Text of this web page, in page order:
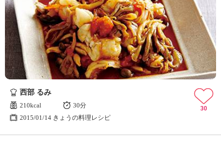
西部 るみ
210kcal
30分
2015/01/14 きょうの料理レシピ
30